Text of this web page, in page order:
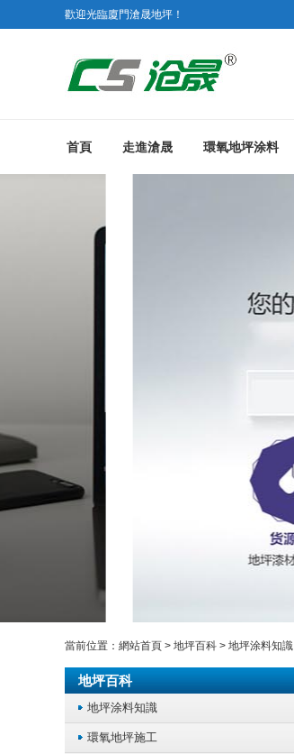
歡迎光臨廈門滄晟地坪！
首頁 走進滄晟 環氧地坪涂料
當前位置： 網站首頁 > 地坪百科 > 地坪涂料知識
地坪百科
地坪涂料知識
環氧地坪施工